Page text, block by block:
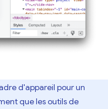
d'appareil pour un
que les outils de